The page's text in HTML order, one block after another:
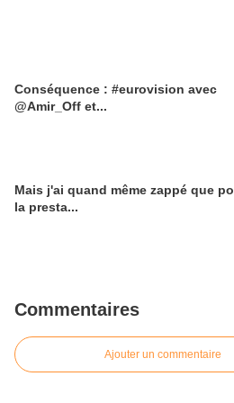
Conséquence : #eurovision avec
@Amir_Off et...
Mais j'ai quand même zappé que
la presta...
Commentaires
Ajouter un commentaire